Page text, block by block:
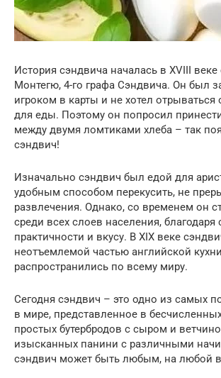
История сэндвича началась в XVIII
Монтегю, 4-го графа Сэндвича. Он был
игроком в карты и не хотел отрываться
для еды. Поэтому он попросил
между двумя ломтиками хлеба – так
сэндвич!
Изначально сэндвич был едой для
удобным способом перекусить, не
развлечения. Однако, со временем он
среди всех слоев населения, благодаря
практичности и вкусу. В XIX веке
неотъемлемой частью английской
распространились по всему миру.
Сегодня сэндвич – это одно из самых
в мире, представленное в
простых бутербродов с сыром и
изысканных панини с различными
сэндвич может быть любым, на любой